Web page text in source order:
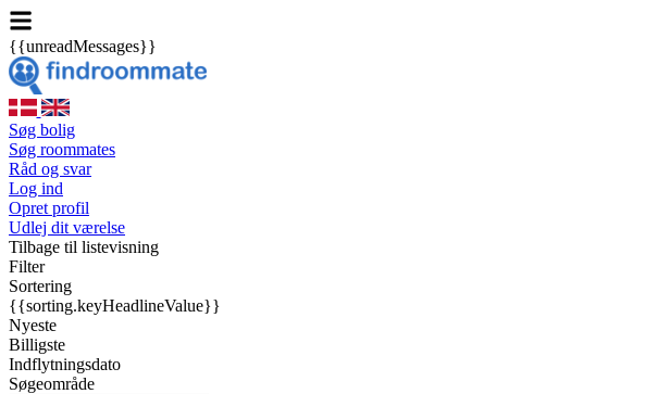
{{unreadMessages}}
Søg bolig
Søg roommates
Råd og svar
Log ind
Opret profil
Udlej dit værelse
Tilbage til listevisning
Filter
Sortering
{{sorting.keyHeadlineValue}}
Nyeste
Billigste
Indflytningsdato
Søgeområde